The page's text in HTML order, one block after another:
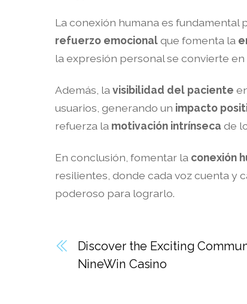
La conexión humana es fundamental
refuerzo emocionalque fomenta la
la expresión personal se convierte
Además, la visibilidad del paciente
usuarios, generando un impacto
refuerza la motivación intrínseca de
En conclusión, fomentar la conexión
resilientes, donde cada voz cuenta y
poderoso para lograrlo.
Discover the Exciting
NineWin Casino